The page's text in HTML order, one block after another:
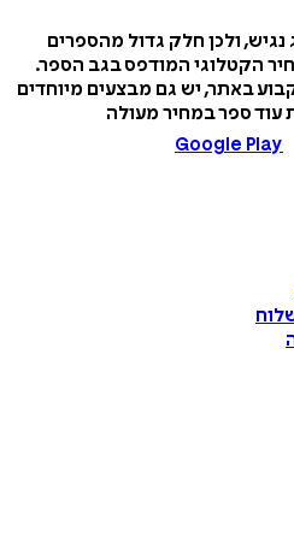
ולכן חלק גדול מהספרים
הקטלוגי המודפס בגב הספר.
באתר, יש גם מבצעים מיוחדים
עוד ספר במחיר מעולה
Google Play